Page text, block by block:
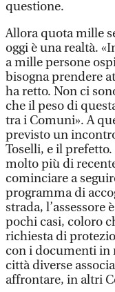
questione.
Allora quota mille
oggi è una realtà.
a mille persone
bisogna prendere
ha retto. Non ci
che il peso di
tra i Comuni». A
previsto un
Toselli, e il
molto più di
cominciare a
programma di
strada, l’assessore
pochi casi, coloro
richiesta di
con i documenti in
città diverse
affrontare, in altri